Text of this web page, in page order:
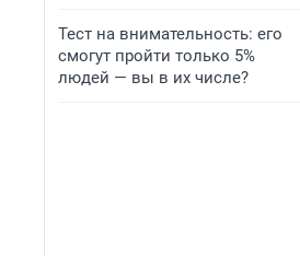
Тест на внимательность: его
смогут пройти только 5%
людей — вы в их числе?